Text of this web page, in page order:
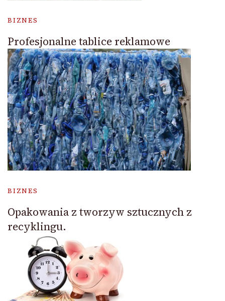
BIZNES
Profesjonalne tablice reklamowe
BIZNES
Opakowania z tworzyw sztucznych z
recyklingu.